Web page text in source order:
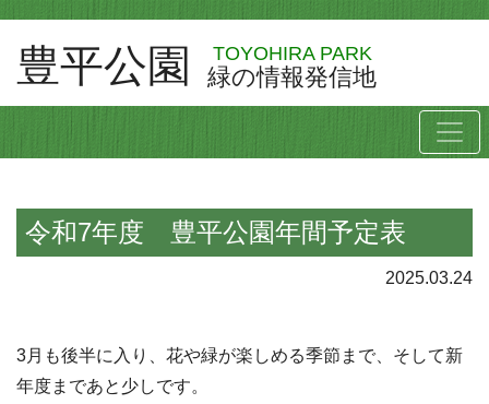
豊平公園 TOYOHIRA PARK
緑の情報発信地
令和7年度 豊平公園年間予定表
2025.03.24
3月も後半に入り、花や緑が楽しめる季節まで、そして新
年度まであと少しです。